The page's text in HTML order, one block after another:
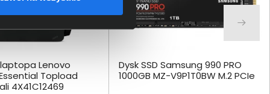
Lenovo
Topload
4X41C12469
Dysk SSD Samsung 990 PRO
1000GB MZ-V9P1T0BW M.2 PCIe